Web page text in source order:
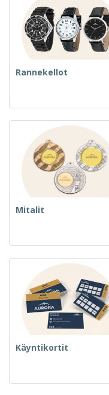
Rannekellot
Mitalit
Käyntikortit